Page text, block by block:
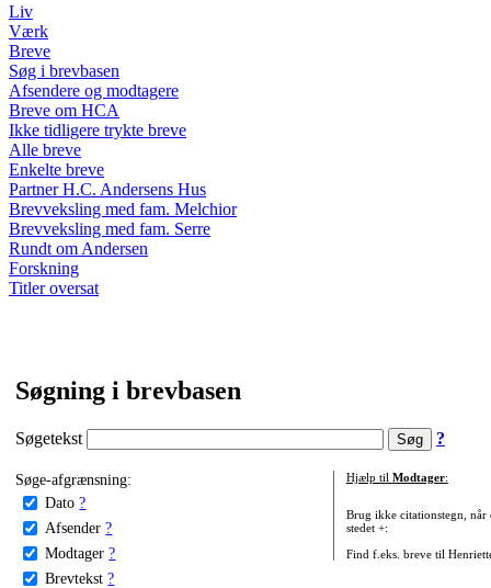
Liv
Værk
Breve
Søg i brevbasen
Afsendere og modtagere
Breve om HCA
Ikke tidligere trykte breve
Alle breve
Enkelte breve
Partner H.C. Andersens Hus
Brevveksling med fam. Melchior
Brevveksling med fam. Serre
Rundt om Andersen
Forskning
Titler oversat
Søgning i brevbasen
Søgetekst ?
Søge-afgrænsning:
Dato ?
Afsender ?
Modtager ?
Brevtekst ?
Hjælp til Modtager:
Brug ikke citationstegn, når
stedet +:
Find f.eks. breve til